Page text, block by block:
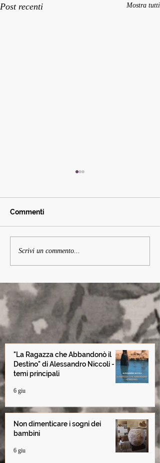
Post recenti Mostra tutti
Non dimenticare i sogni
Commenti
Scrivi un commento...
"La Ragazza che Abbandonò il
Destino" di Alessandro Niccoli -
temi principali
6 giu
Non dimenticare i sogni dei
bambini
6 giu